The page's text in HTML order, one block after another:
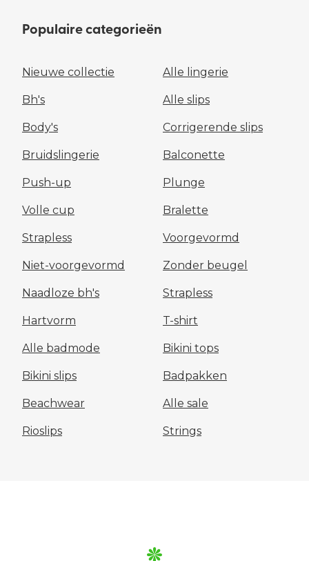
Populaire categorieën
Nieuwe collectie Alle lingerie
Bh's Alle slips
Body's Corrigerende slips
Bruidslingerie Balconette
Push-up Plunge
Volle cup Bralette
Strapless Voorgevormd
Niet-voorgevormd Zonder beugel
Naadloze bh's Strapless
Hartvorm T-shirt
Alle badmode Bikini tops
Bikini slips Badpakken
Beachwear Alle sale
Rioslips Strings